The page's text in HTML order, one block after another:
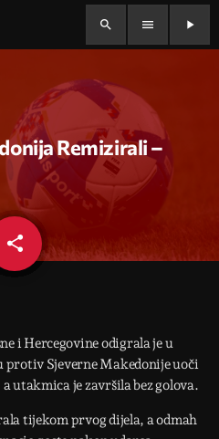
search menu play_arrow
Remizirali –
share
email
i Hercegovine odigrala je u
Sjeverne Makedonije uoči
utakmica je završila bez golova.
tijekom prvog dijela, a odmah